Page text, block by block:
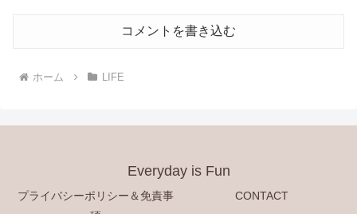
コメントを書き込む
ホーム LIFE
Everyday is Fun
プライバシーポリシー＆免責事
CONTACT